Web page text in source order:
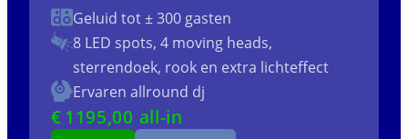
Geluid tot ± 300 gasten
8 LED spots, 4 moving heads,
sterrendoek, rook en extra lichteffect
Ervaren allround dj
€ 1195,00 all-in